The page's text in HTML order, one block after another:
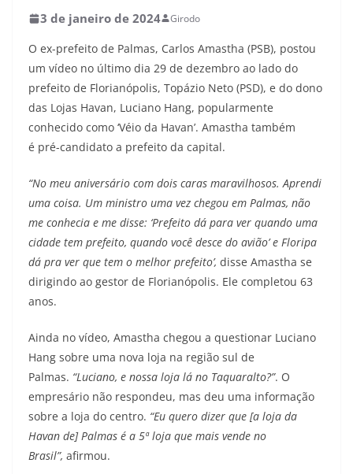
3 de janeiro de 2024 Girodo
O ex-prefeito de Palmas, Carlos Amastha (PSB), postou
um vídeo no último dia 29 de dezembro ao lado do
prefeito de Florianópolis, Topázio Neto (PSD), e do dono
das Lojas Havan, Luciano Hang, popularmente
conhecido como ‘Véio da Havan’. Amastha também
é pré-candidato a prefeito da capital.
“No meu aniversário com dois caras maravilhosos. Aprendi
uma coisa. Um ministro uma vez chegou em Palmas, não
me conhecia e me disse: ‘Prefeito dá para ver quando uma
cidade tem prefeito, quando você desce do avião’ e Floripa
dá pra ver que tem o melhor prefeito’, disse Amastha se
dirigindo ao gestor de Florianópolis. Ele completou 63
anos.
Ainda no vídeo, Amastha chegou a questionar Luciano
Hang sobre uma nova loja na região sul de
Palmas. “Luciano, e nossa loja lá no Taquaralto?”. O
empresário não respondeu, mas deu uma informação
sobre a loja do centro. “Eu quero dizer que [a loja da
Havan de] Palmas é a 5ª loja que mais vende no
Brasil”, afirmou.